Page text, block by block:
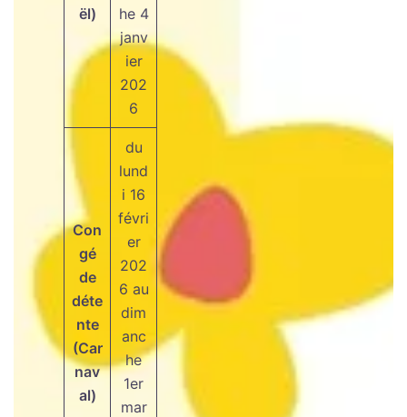
ël)
he 4
janv
ier
202
6
Con
gé
de
déte
nte
(Car
nav
al)
du
lund
i 16
févri
er
202
6 au
dim
anc
he
1er
mar